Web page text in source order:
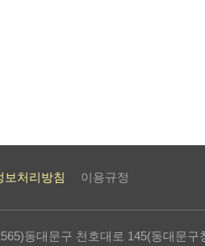
보처리방침 이용규정
동대문구 천호대로 145(동대